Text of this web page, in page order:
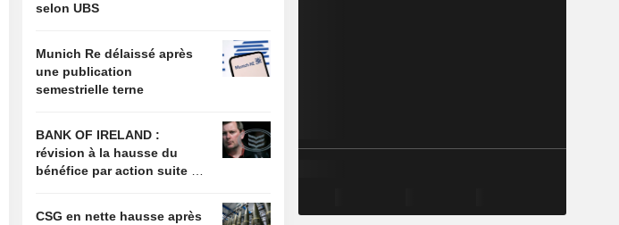
selon UBS
Munich Re délaissé après
une publication
semestrielle terne
BANK OF IRELAND :
révision à la hausse du
bénéfice par action suite à
CSG en nette hausse après